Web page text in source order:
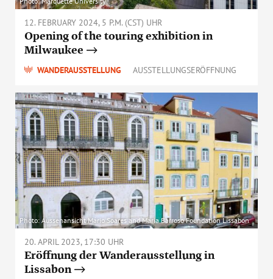
12. FEBRUARY 2024, 5 P.M. (CST) UHR
Opening of the touring exhibition in
Milwaukee
WANDERAUSSTELLUNG AUSSTELLUNGSERÖFFNUNG
Photo: Aussenansicht Mário Soares and Maria Barroso Foundation Lissabon
20. APRIL 2023, 17:30 UHR
Eröffnung der Wanderausstellung in
Lissabon